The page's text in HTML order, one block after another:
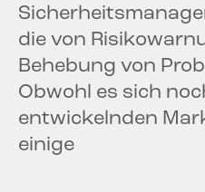
die von
Behebung von
Obwohl es sich
entwickelnden
einige